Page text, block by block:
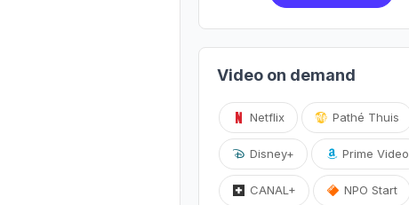
Video on demand
Netflix Pathé Thuis
Disney+ Prime Video
CANAL+ NPO Start